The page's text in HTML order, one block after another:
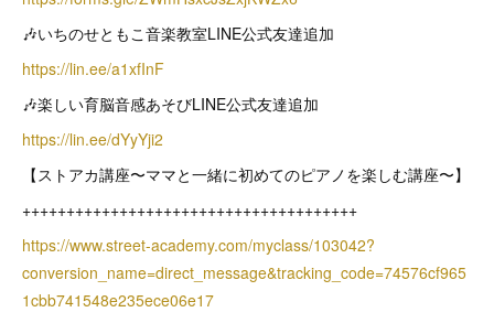
🎶いちのせともこ音楽教室LINE公式友達追加
https://lin.ee/a1xfInF
🎶楽しい育脳音感あそびLINE公式友達追加
https://lin.ee/dYyYji2
【ストアカ講座〜ママと一緒に初めてのピアノを楽しむ講座〜】
++++++++++++++++++++++++++++++++++++++
https://www.street-academy.com/myclass/103042?
conversion_name=direct_message&tracking_code=74576cf965
1cbb741548e235ece06e17